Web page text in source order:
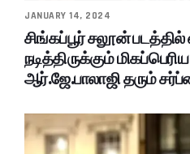
JANUARY 14, 2024
சிங்கப்பூர் சலூன்
நடித்திருக்கும்
ஆர்.ஜே.பாலாஜி தரும்